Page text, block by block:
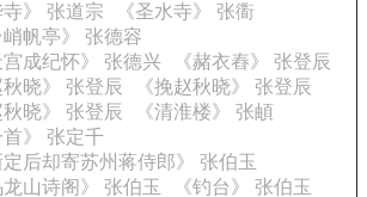
寺》 张道宗
《圣水寺》 张衟
峭帆亭》 张德容
宫成纪怀》 张德兴
《赭衣舂》 张登辰
秋晓》 张登辰
《挽赵秋晓》 张登辰
秋晓》 张登辰
《清淮楼》 张頔
首》 张定千
定后却寄苏州蒋侍郎》 张伯玉
龙山诗阁》 张伯玉
《钓台》 张伯玉